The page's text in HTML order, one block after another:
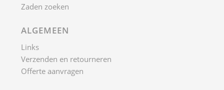
Zaden zoeken
ALGEMEEN
Links
Verzenden en retourneren
Offerte aanvragen